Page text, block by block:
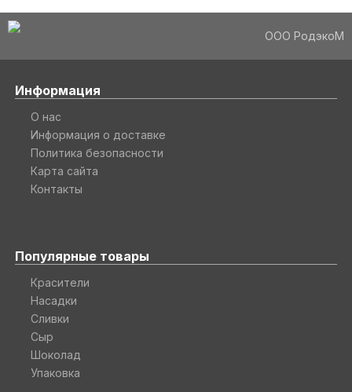
ООО РодэкоМ
Информация
О нас
Информация о доставке
Политика безопасности
Карта сайта
Контакты
Популярные товары
Красители
Насадки
Сливки
Сыр
Шоколад
Упаковка